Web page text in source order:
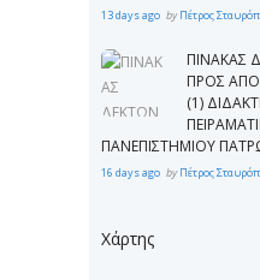
13 days ago byΠέτρος
ΠΙΝΑΚΑΣ
ΠΡΟΣ
(1)
ΠΑΝΕΠΙΣΤΗΜΙΟΥ
16 days ago byΠέτρος
Χάρτης